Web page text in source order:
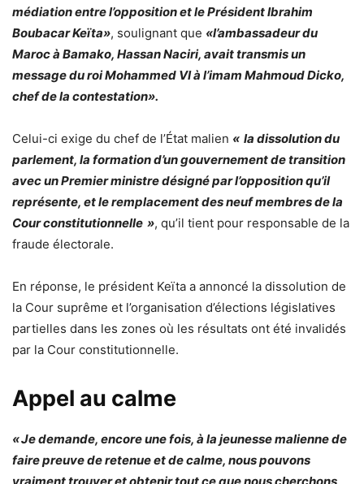
médiation entre l’opposition et le Président Ibrahim
Boubacar Keïta», soulignant que «l’ambassadeur du
Maroc à Bamako, Hassan Naciri, avait transmis un
message du roi Mohammed VI à l’imam Mahmoud Dicko,
chef de la contestation».
Celui-ci exige du chef de l’État malien « la dissolution du
parlement, la formation d’un gouvernement de transition
avec un Premier ministre désigné par l’opposition qu’il
représente, et le remplacement des neuf membres de la
Cour constitutionnelle », qu’il tient pour responsable de la
fraude électorale.
En réponse, le président Keïta a annoncé la dissolution de
la Cour suprême et l’organisation d’élections législatives
partielles dans les zones où les résultats ont été invalidés
par la Cour constitutionnelle.
Appel au calme
« Je demande, encore une fois, à la jeunesse malienne de
faire preuve de retenue et de calme, nous pouvons